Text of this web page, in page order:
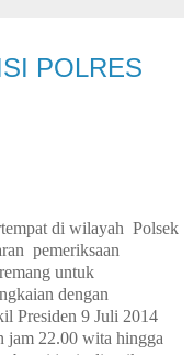
POLRES
di wilayah Polsek
pemeriksaan
untuk
dengan
Presiden 9 Juli 2014
jam 22.00 wita hingga